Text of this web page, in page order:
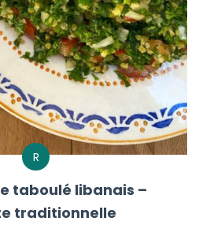
R
taboulé libanais –
traditionnelle